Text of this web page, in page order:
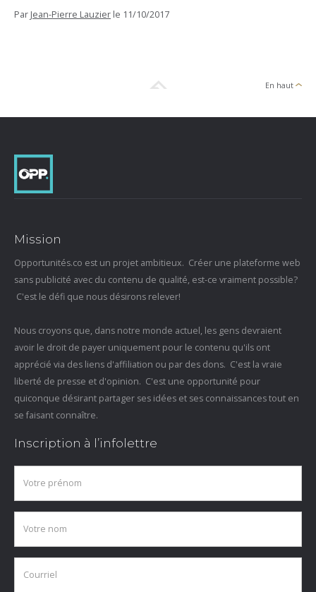
Par Jean-Pierre Lauzier le 11/10/2017
En haut
Mission
Opportunités.co est un projet ambitieux. Créer une plateforme web
sans publicité avec du contenu de qualité, est-ce vraiment possible?
C'est le défi que nous désirons relever!
Nous croyons que, dans notre monde actuel, les gens devraient
avoir le droit de payer uniquement pour le contenu qu'ils ont
apprécié via des liens d'affiliation ou par des dons. C'est la vraie
liberté de presse et d'opinion. C'est une opportunité pour
quiconque désirant partager ses idées et ses connaissances tout en
se faisant connaître.
Inscription à l’infolettre